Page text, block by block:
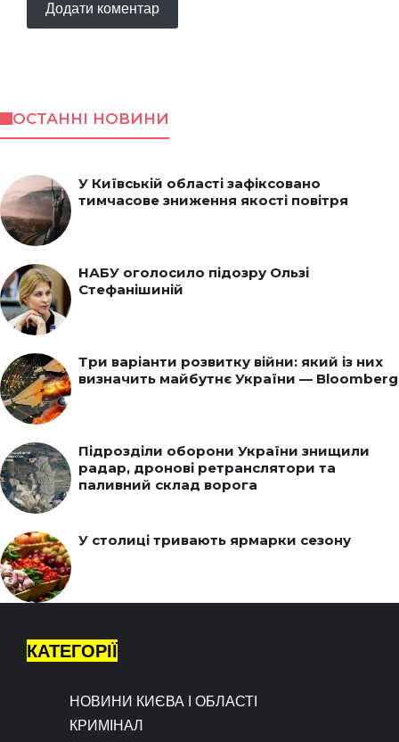
ОСТАННІ НОВИНИ
У Київській області зафіксовано
тимчасове зниження якості повітря
НАБУ оголосило підозру Ользі
Стефанішиній
Три варіанти розвитку війни: який із них
визначить майбутнє України — Bloomberg
Підрозділи оборони України знищили
радар, дронові ретранслятори та
паливний склад ворога
У столиці тривають ярмарки сезону
КАТЕГОРІЇ
НОВИНИ КИЄВА І ОБЛАСТІ
КРИМІНАЛ